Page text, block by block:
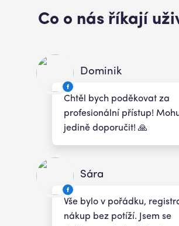
Co o nás říkají
Dominik
Chtěl bych poděkovat za
profesionální přístup!
jedině doporučit! 🙏
Sára
Vše bylo v pořádku,
nákup bez potíží. Jsem se